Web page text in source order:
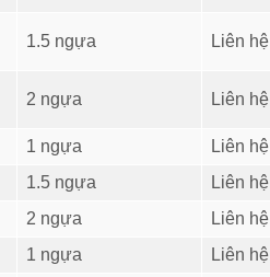
1.5 ngựa Liên hệ
2 ngựa Liên hệ
1 ngựa Liên hệ
1.5 ngựa Liên hệ
2 ngựa Liên hệ
1 ngựa Liên hệ